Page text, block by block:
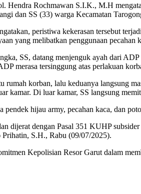
Hendra Rochmawan S.I.K., M.H
dan SS (33) warga Kecamatan
peristiwa kekerasan tersebut
yang melibatkan penggunaan
SS, datang menjenguk ayah dari
merasa tersinggung atas perlakuan
rumah korban, lalu keduanya langsung
kamar. Di luar kamar, SS langsung
pendek hijau army, pecahan kaca, dan
dijerat dengan Pasal 351 KUHP
S.H., Rabu (09/07/2025).
Kepolisian Resor Garut dalam